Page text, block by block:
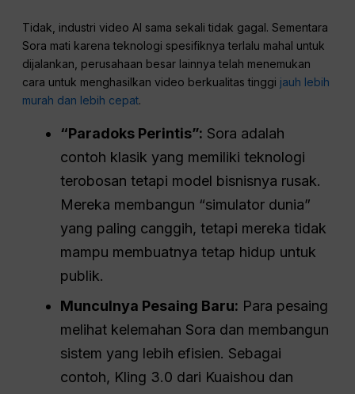
Tidak, industri video AI sama sekali tidak gagal. Sementara
Sora mati karena teknologi spesifiknya terlalu mahal untuk
dijalankan, perusahaan besar lainnya telah menemukan
cara untuk menghasilkan video berkualitas tinggi jauh lebih
murah dan lebih cepat.
“Paradoks Perintis”: Sora adalah
contoh klasik yang memiliki teknologi
terobosan tetapi model bisnisnya rusak.
Mereka membangun “simulator dunia”
yang paling canggih, tetapi mereka tidak
mampu membuatnya tetap hidup untuk
publik.
Munculnya Pesaing Baru: Para pesaing
melihat kelemahan Sora dan membangun
sistem yang lebih efisien. Sebagai
contoh, Kling 3.0 dari Kuaishou dan